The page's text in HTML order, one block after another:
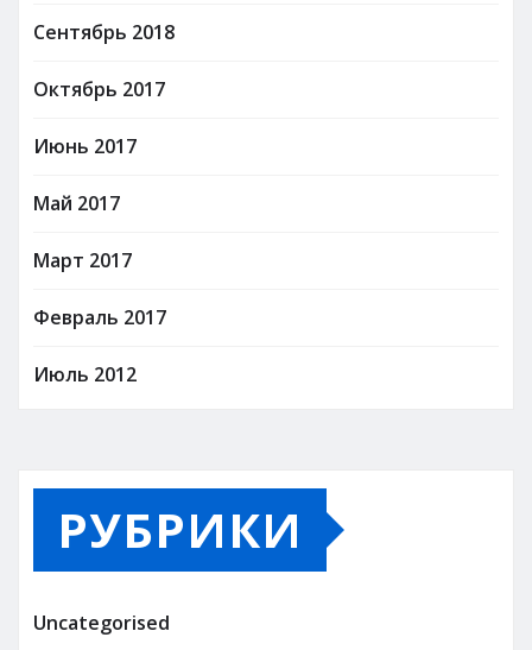
Сентябрь 2018
Октябрь 2017
Июнь 2017
Май 2017
Март 2017
Февраль 2017
Июль 2012
РУБРИКИ
Uncategorised